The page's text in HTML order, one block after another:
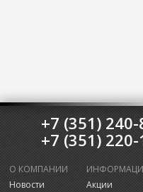
+7 (351)
+7 (351)
О КОМПАНИИ
Новости
Акции